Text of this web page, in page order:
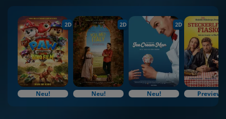
2D
Neu!
2D
Neu!
2D
Neu! Preview